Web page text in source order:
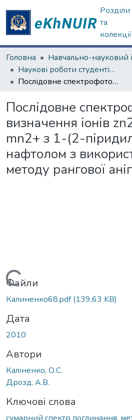
Розділи
та
колекції
Головна
Наукові роботи студентів та аспірантів. Навчально-науковий інститут Хімії
Послідовне спектрофотометричне визначення іонів zn2+, cd2+ і mn2+ з 1-(2-піридилазо)-2-нафтолом з використанням методу рангової анігіляції
Послідовне
визначення іонів
mn2+ з 1-(2-
нафтолом з
методу рангової
Вантажиться...
Файли
Калиненко68.pdf(139,63 KB)
Дата
2010
Автори
Каліненко, О.С.
Дрозд, А.В.
Ключові слова